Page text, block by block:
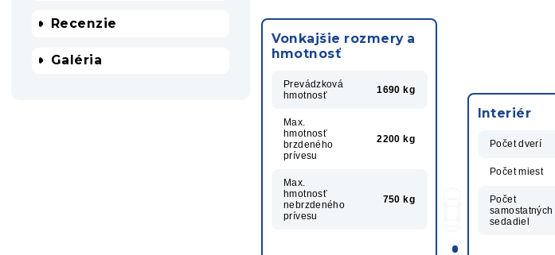
Recenzie
Galéria
Vonkajšie rozmery a
hmotnosť
Prevádzková
hmotnosť
1690 kg
Max.
hmotnosť
brzdeného
prívesu
2200 kg
Max.
hmotnosť
nebrzdeného
prívesu
750 kg
Interiér
Počet dverí
Počet miest
Počet
samostatných
sedadiel